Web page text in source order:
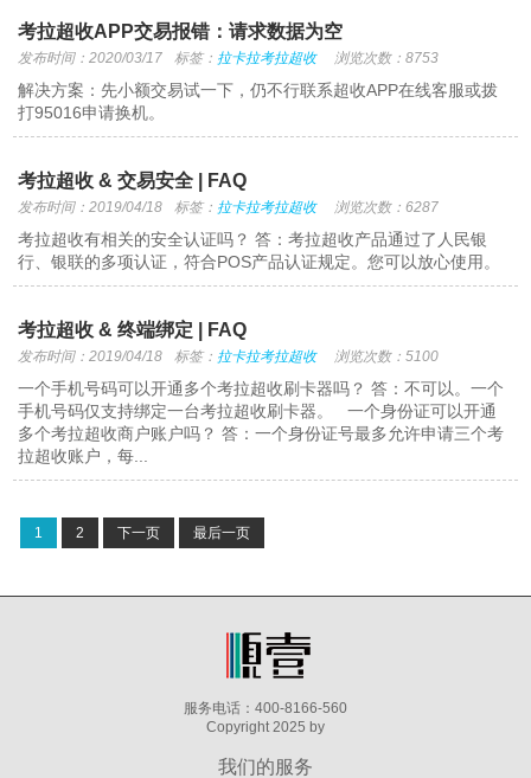
考拉超收APP交易报错：请求数据为空
发布时间：2020/03/17 标签： 拉卡拉考拉超收 浏览次数：8753
解决方案：先小额交易试一下，仍不行联系超收APP在线客服或拨
打95016申请换机。
考拉超收 & 交易安全 | FAQ
发布时间：2019/04/18 标签： 拉卡拉考拉超收 浏览次数：6287
考拉超收有相关的安全认证吗？ 答：考拉超收产品通过了人民银
行、银联的多项认证，符合POS产品认证规定。您可以放心使用。
考拉超收 & 终端绑定 | FAQ
发布时间：2019/04/18 标签： 拉卡拉考拉超收 浏览次数：5100
一个手机号码可以开通多个考拉超收刷卡器吗？ 答：不可以。一个
手机号码仅支持绑定一台考拉超收刷卡器。 一个身份证可以开通
多个考拉超收商户账户吗？ 答：一个身份证号最多允许申请三个考
拉超收账户，每...
1 2 下一页 最后一页
服务电话：400-8166-560
Copyright 2025 by
我们的服务